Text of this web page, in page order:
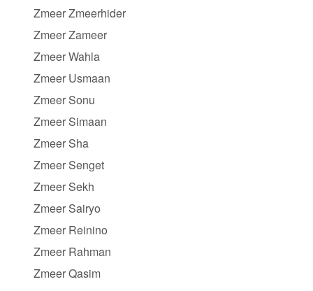
Zmeer Zmeerhider
Zmeer Zameer
Zmeer Wahla
Zmeer Usmaan
Zmeer Sonu
Zmeer Simaan
Zmeer Sha
Zmeer Senget
Zmeer Sekh
Zmeer Sairyo
Zmeer Reinino
Zmeer Rahman
Zmeer Qasim